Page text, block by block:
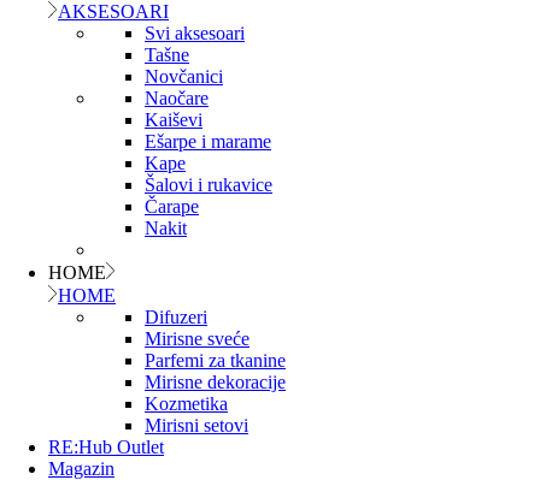
AKSESOARI
Svi aksesoari
Tašne
Novčanici
Naočare
Kaiševi
Ešarpe i marame
Kape
Šalovi i rukavice
Čarape
Nakit
HOME
HOME
Difuzeri
Mirisne sveće
Parfemi za tkanine
Mirisne dekoracije
Kozmetika
Mirisni setovi
RE:Hub Outlet
Magazin